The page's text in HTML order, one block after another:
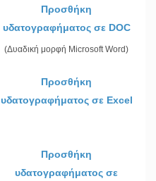
Προσθήκη
υδατογραφήματος σε DOC
(Δυαδική μορφή Microsoft Word)
Προσθήκη
υδατογραφήματος σε Excel
Προσθήκη
υδατογραφήματος σε